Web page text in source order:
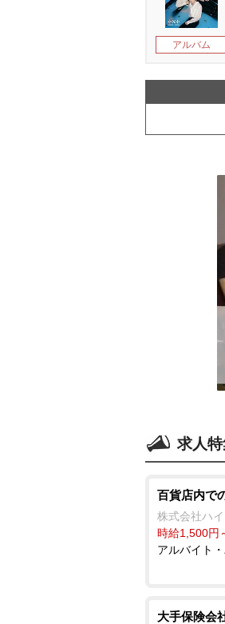
アルバム
求人
百貨店内で
株式会社ハ
時給1,500円
アルバイト
大手保険会